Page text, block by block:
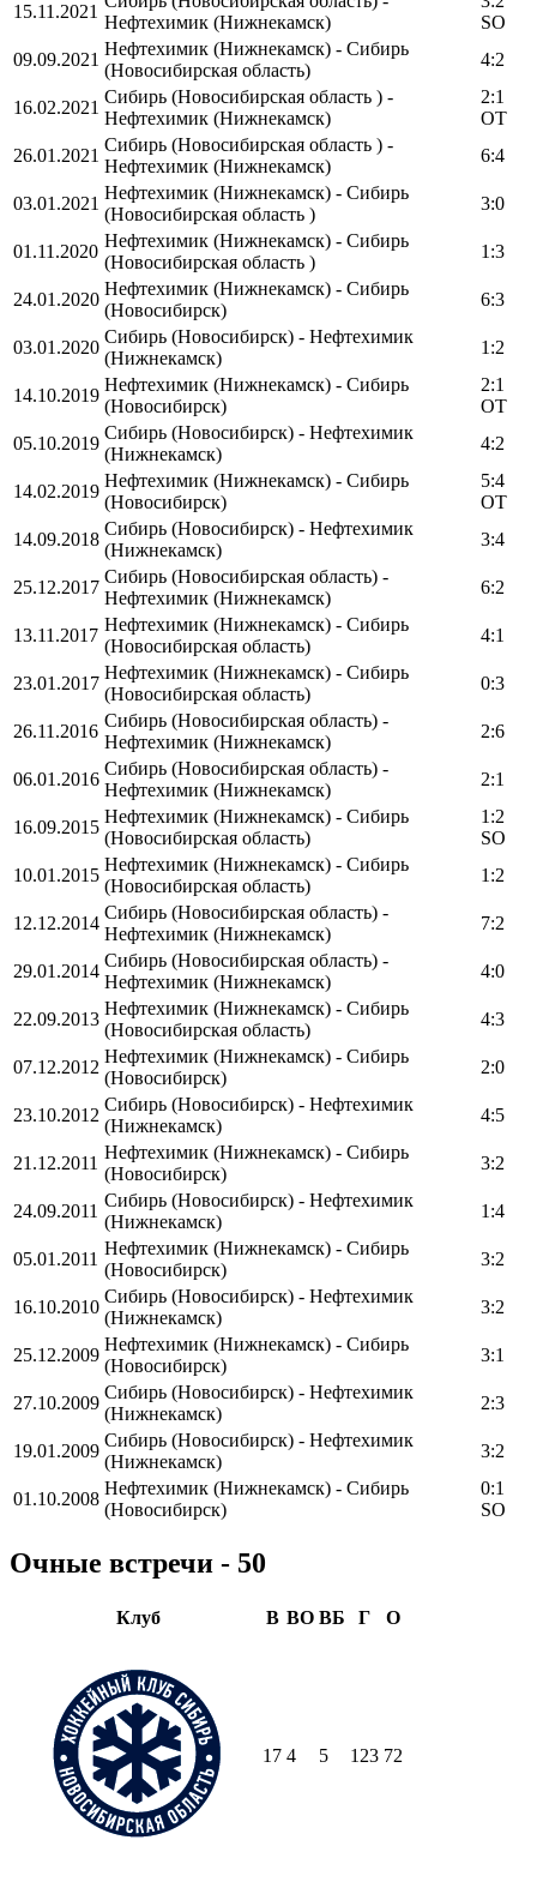
15.11.2021
Нефтехимик (Нижнекамск)
SO
09.09.2021
Нефтехимик (Нижнекамск) - Сибирь
(Новосибирская область)
4:2
16.02.2021
Сибирь (Новосибирская область ) -
Нефтехимик (Нижнекамск)
2:1
OT
26.01.2021
Сибирь (Новосибирская область ) -
Нефтехимик (Нижнекамск)
6:4
03.01.2021
Нефтехимик (Нижнекамск) - Сибирь
(Новосибирская область )
3:0
01.11.2020
Нефтехимик (Нижнекамск) - Сибирь
(Новосибирская область )
1:3
24.01.2020
Нефтехимик (Нижнекамск) - Сибирь
(Новосибирск)
6:3
03.01.2020
Сибирь (Новосибирск) - Нефтехимик
(Нижнекамск)
1:2
14.10.2019
Нефтехимик (Нижнекамск) - Сибирь
(Новосибирск)
2:1
OT
05.10.2019
Сибирь (Новосибирск) - Нефтехимик
(Нижнекамск)
4:2
14.02.2019
Нефтехимик (Нижнекамск) - Сибирь
(Новосибирск)
5:4
OT
14.09.2018
Сибирь (Новосибирск) - Нефтехимик
(Нижнекамск)
3:4
25.12.2017
Сибирь (Новосибирская область) -
Нефтехимик (Нижнекамск)
6:2
13.11.2017
Нефтехимик (Нижнекамск) - Сибирь
(Новосибирская область)
4:1
23.01.2017
Нефтехимик (Нижнекамск) - Сибирь
(Новосибирская область)
0:3
26.11.2016
Сибирь (Новосибирская область) -
Нефтехимик (Нижнекамск)
2:6
06.01.2016
Сибирь (Новосибирская область) -
Нефтехимик (Нижнекамск)
2:1
16.09.2015
Нефтехимик (Нижнекамск) - Сибирь
(Новосибирская область)
1:2
SO
10.01.2015
Нефтехимик (Нижнекамск) - Сибирь
(Новосибирская область)
1:2
12.12.2014
Сибирь (Новосибирская область) -
Нефтехимик (Нижнекамск)
7:2
29.01.2014
Сибирь (Новосибирская область) -
Нефтехимик (Нижнекамск)
4:0
22.09.2013
Нефтехимик (Нижнекамск) - Сибирь
(Новосибирская область)
4:3
07.12.2012
Нефтехимик (Нижнекамск) - Сибирь
(Новосибирск)
2:0
23.10.2012
Сибирь (Новосибирск) - Нефтехимик
(Нижнекамск)
4:5
21.12.2011
Нефтехимик (Нижнекамск) - Сибирь
(Новосибирск)
3:2
24.09.2011
Сибирь (Новосибирск) - Нефтехимик
(Нижнекамск)
1:4
05.01.2011
Нефтехимик (Нижнекамск) - Сибирь
(Новосибирск)
3:2
16.10.2010
Сибирь (Новосибирск) - Нефтехимик
(Нижнекамск)
3:2
25.12.2009
Нефтехимик (Нижнекамск) - Сибирь
(Новосибирск)
3:1
27.10.2009
Сибирь (Новосибирск) - Нефтехимик
(Нижнекамск)
2:3
19.01.2009
Сибирь (Новосибирск) - Нефтехимик
(Нижнекамск)
3:2
01.10.2008
Нефтехимик (Нижнекамск) - Сибирь
(Новосибирск)
0:1
SO
Очные встречи - 50
Клуб В ВО ВБ Г О
17 4 5 123 72